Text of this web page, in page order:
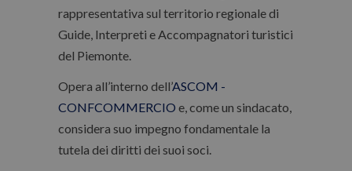
rappresentativa sul territorio regionale di
Guide, Interpreti e Accompagnatori turistici
del Piemonte.
Opera all’interno dell’ASCOM -
CONFCOMMERCIO e, come un sindacato,
considera suo impegno fondamentale la
tutela dei diritti dei suoi soci.